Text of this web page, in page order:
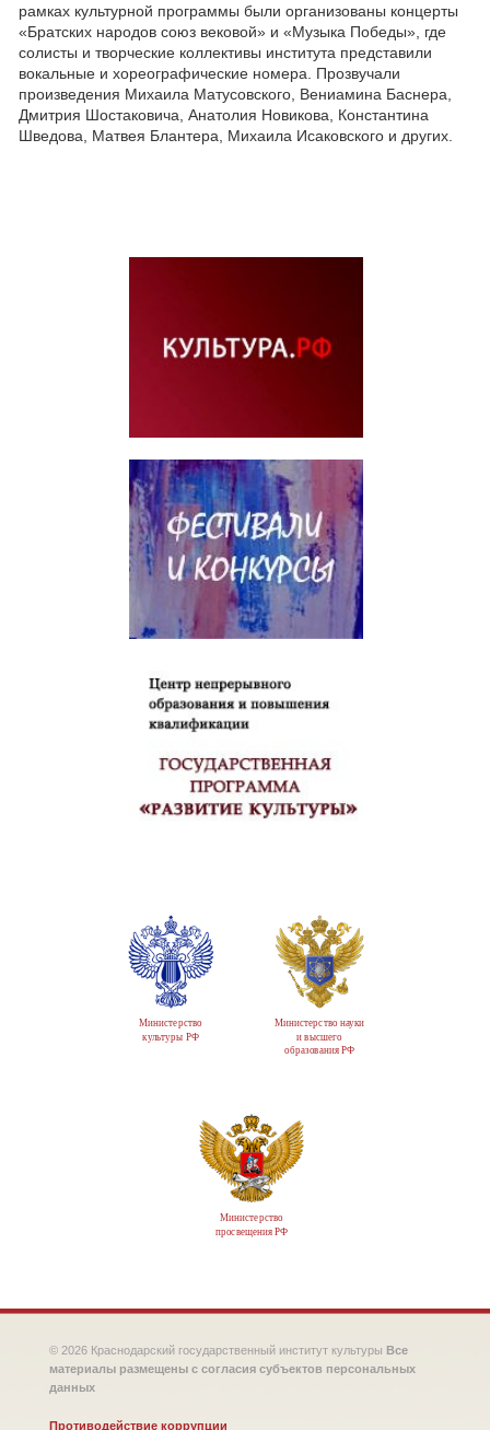
рамках культурной программы были организованы концерты
«Братских народов союз вековой» и «Музыка Победы», где
солисты и творческие коллективы института представили
вокальные и хореографические номера. Прозвучали
произведения Михаила Матусовского, Вениамина Баснера,
Дмитрия Шостаковича, Анатолия Новикова, Константина
Шведова, Матвея Блантера, Михаила Исаковского и других.
Министерство
культуры РФ
Министерство науки
и высшего
образования РФ
Министерство
просвещения РФ
© 2026 Краснодарский государственный институт культуры Все
материалы размещены с согласия субъектов персональных
данных
Противодействие коррупции